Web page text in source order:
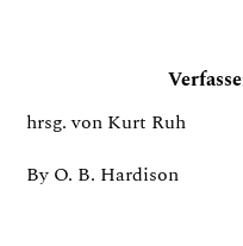
hrsg. von Kurt Ruh
By O. B. Hardison